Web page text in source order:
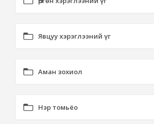
Явцуу хэрэглээний үг
Аман зохиол
Нэр томьёо